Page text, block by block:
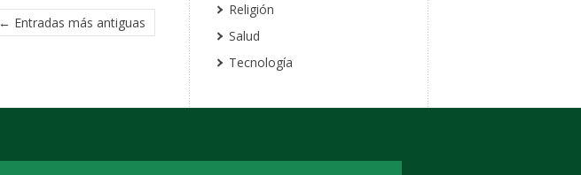
← Entradas más antiguas
Religión
Salud
Tecnología